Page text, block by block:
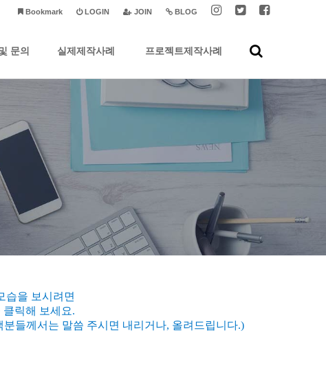
BLOG
JOIN
LOGIN
Bookmark
문의 실제제작사례 프로젝트제작사례
습을 보시려면
릭해 보세요.
들께서는 말씀 주시면 내리거나, 올려드립니다.)